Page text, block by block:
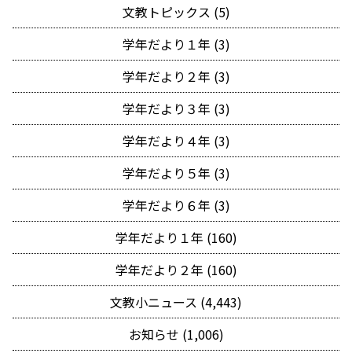
文教トピックス (5)
学年だより１年 (3)
学年だより２年 (3)
学年だより３年 (3)
学年だより４年 (3)
学年だより５年 (3)
学年だより６年 (3)
学年だより１年 (160)
学年だより２年 (160)
文教小ニュース (4,443)
お知らせ (1,006)